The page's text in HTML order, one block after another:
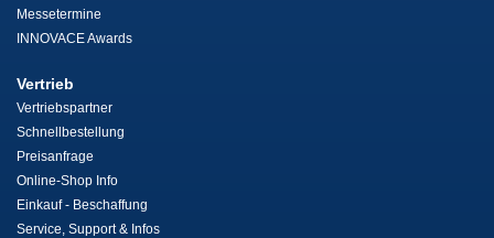
Messetermine
INNOVACE Awards
Vertrieb
Vertriebspartner
Schnellbestellung
Preisanfrage
Online-Shop Info
Einkauf - Beschaffung
Service, Support & Infos